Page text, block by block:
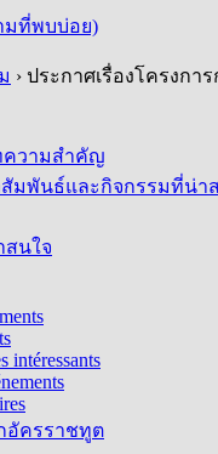
มที่พบบ่อย)
› ประกาศเรื่องโครงกา
ความสำคัญ
มพันธ์และกิจกรรมที่น่า
นใจ
intéressants
อัครราชทูต